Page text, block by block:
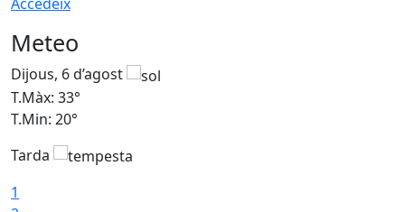
Meteo
Dijous, 6 d’agost
T.Màx: 33°
T.Min: 20°
Tarda
1